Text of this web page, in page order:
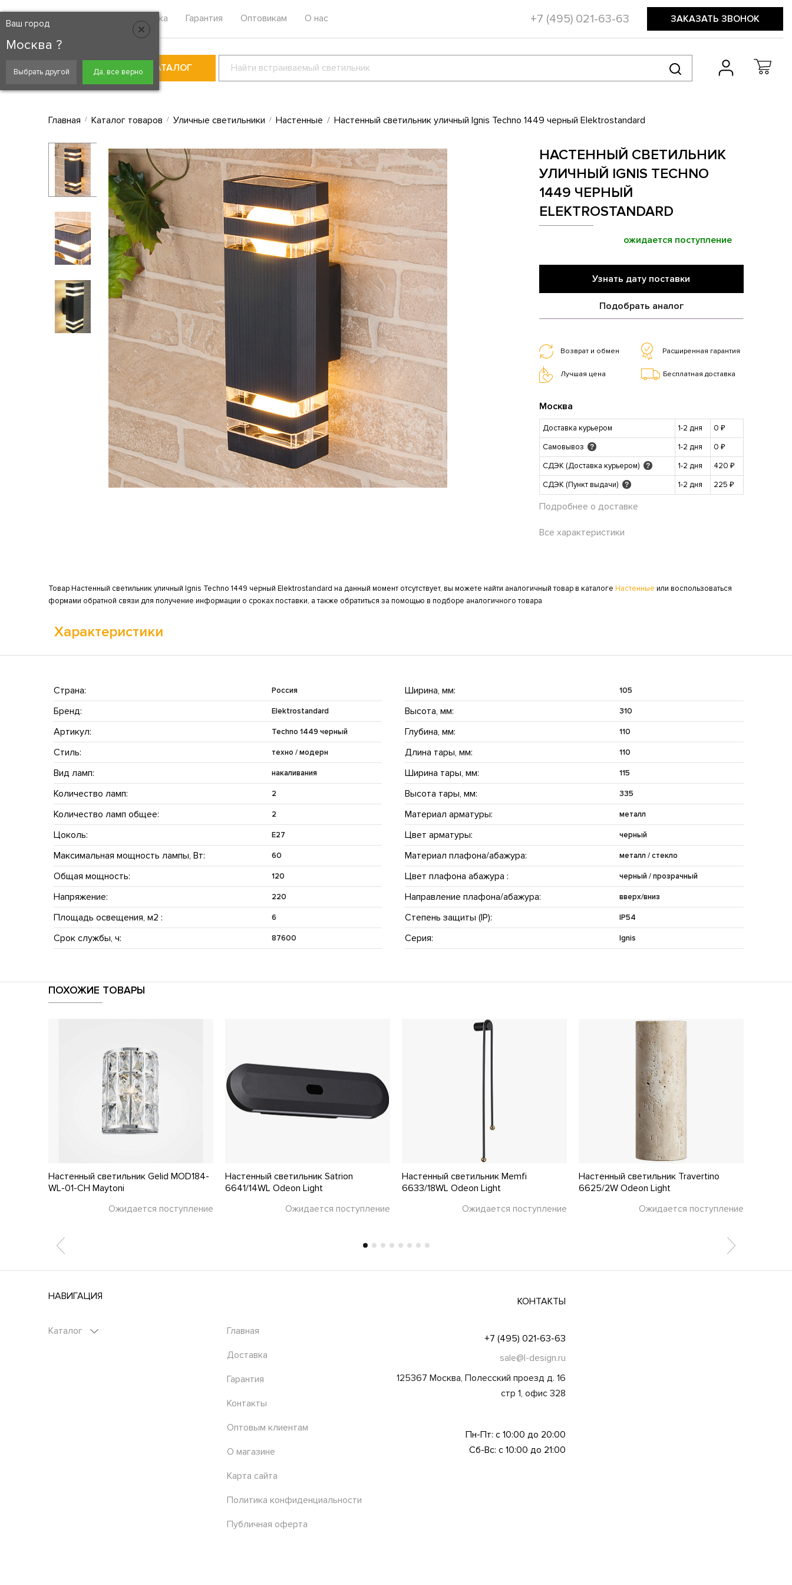
Москва
Ваш город
Москва ?
Выбрать другой Да, все верно
Доставка Гарантия Оптовикам О нас +7 (495) 021-63-63 ЗАКАЗАТЬ ЗВОНОК
КАТАЛОГ
Главная Каталог товаров Уличные светильники Настенные Настенный светильник уличный Ignis Techno 1449 черный Elektrostandard
НАСТЕННЫЙ СВЕТИЛЬНИК
УЛИЧНЫЙ IGNIS TECHNO
1449 ЧЕРНЫЙ
ELEKTROSTANDARD
ожидается поступление
Узнать дату поставки
Подобрать аналог
Возврат и обмен Расширенная гарантия
Лучшая цена Бесплатная доставка
Москва
Доставка курьером 1-2 дня
0 ₽
Самовывоз
? 1-2 дня
0 ₽
СДЭК (Доставка курьером)
? 1-2 дня
420 ₽
СДЭК (Пункт выдачи)
? 1-2 дня 225 ₽
Подробнее о доставке
Все характеристики
Товар Настенный светильник уличный Ignis Techno 1449 черный Elektrostandard на данный момент отсутствует, вы можете найти аналогичный товар в каталоге Настенные или воспользоваться
формами обратной связи для получение информации о сроках поставки, а также обратиться за помощью в подборе аналогичного товара
Характеристики
Страна: Россия
Бренд: Elektrostandard
Артикул: Techno 1449 черный
Стиль: техно / модерн
Вид ламп: накаливания
Количество ламп: 2
Количество ламп общее: 2
Цоколь: E27
Максимальная мощность лампы, Вт: 60
Общая мощность: 120
Напряжение: 220
Площадь освещения, м2 : 6
Срок службы, ч: 87600
Ширина, мм: 105
Высота, мм: 310
Глубина, мм: 110
Длина тары, мм: 110
Ширина тары, мм: 115
Высота тары, мм: 335
Материал арматуры: металл
Цвет арматуры: черный
Материал плафона/абажура: металл / стекло
Цвет плафона абажура : черный / прозрачный
Направление плафона/абажура: вверх/вниз
Степень защиты (IP): IP54
Серия: Ignis
ПОХОЖИЕ ТОВАРЫ
Настенный светильник Gelid MOD184-
WL-01-CH Maytoni
Ожидается поступление
Настенный светильник Satrion
6641/14WL Odeon Light
Ожидается поступление
Настенный светильник Memfi
6633/18WL Odeon Light
Ожидается поступление
Настенный светильник Travertino
6625/2W Odeon Light
Ожидается поступление
НАВИГАЦИЯ
Каталог Главная
Доставка
Гарантия
Контакты
Оптовым клиентам
О магазине
Карта сайта
Политика конфиденциальности
Публичная оферта
КОНТАКТЫ
+7 (495) 021-63-63
sale@l-design.ru
125367 Москва, Полесский проезд д. 16
стр 1, офис 328
Пн-Пт: с 10:00 до 20:00
Сб-Вс: с 10:00 до 21:00